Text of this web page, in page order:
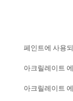
페인트에 사용
아크릴레이트
아크릴레이트